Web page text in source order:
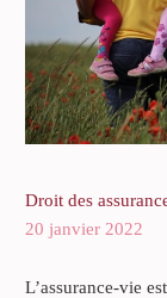
Droit des
20 janvier 2022
L’assurance-vie